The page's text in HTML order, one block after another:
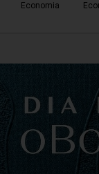
Economia